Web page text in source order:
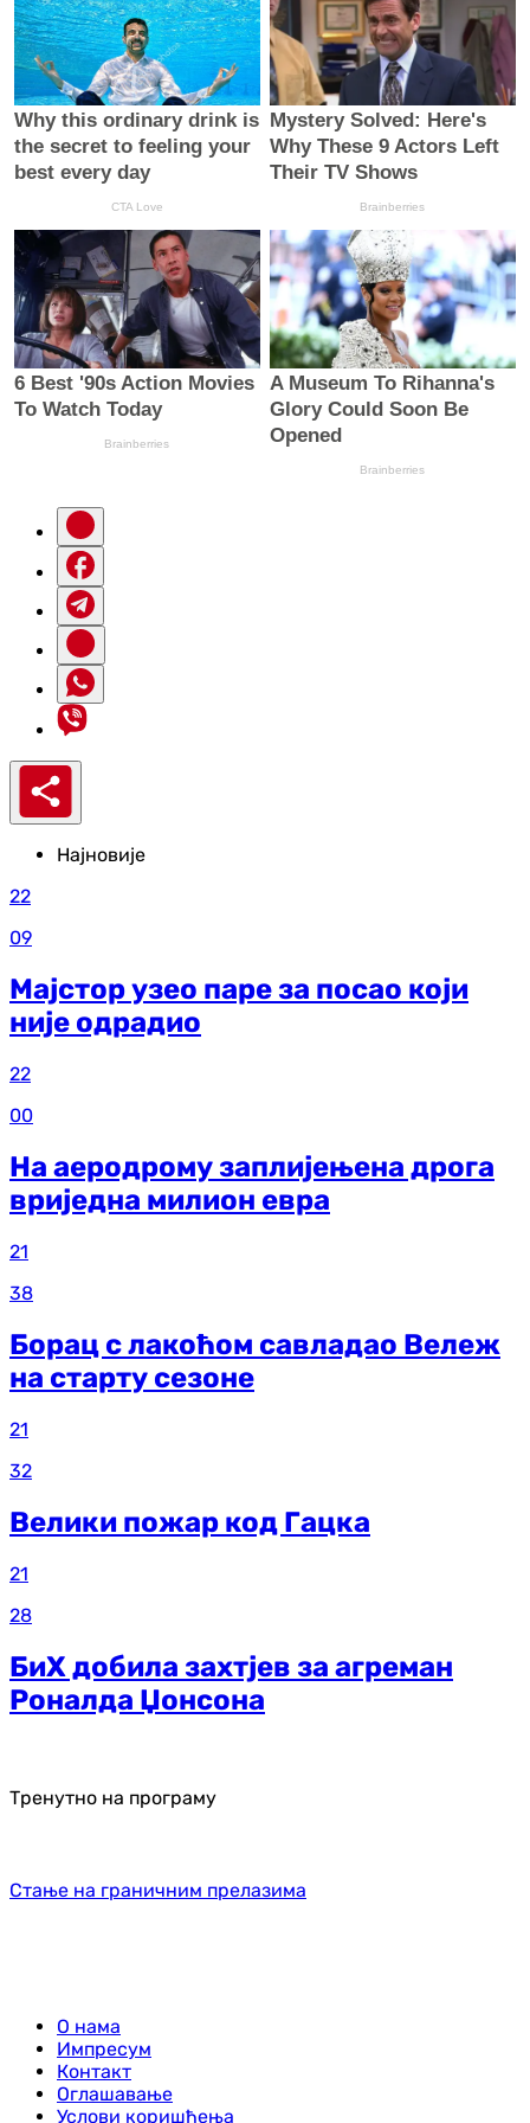
Најновије
22
09
Мајстор узео паре за посао који
није одрадио
22
00
На аеродрому заплијењена дрога
вриједна милион евра
21
38
Борац с лакоћом савладао Вележ
на старту сезоне
21
32
Велики пожар код Гацка
21
28
БиХ добила захтјев за агреман
Роналда Џонсона
Тренутно на програму
Стање на граничним прелазима
О нама
Импресум
Контакт
Оглашавање
Услови коришћења